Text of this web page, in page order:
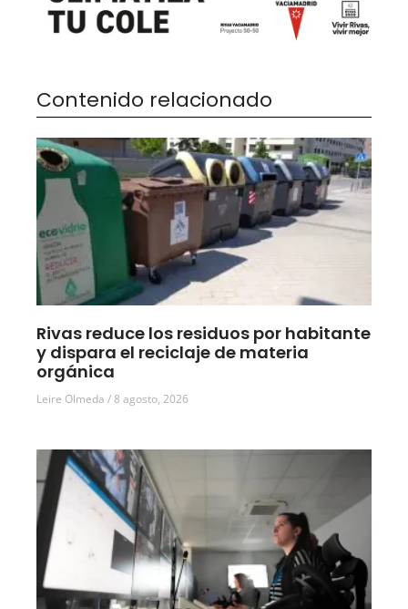
Contenido relacionado
Rivas reduce los residuos por habitante
y dispara el reciclaje de materia
orgánica
Leire Olmeda 8 agosto, 2026